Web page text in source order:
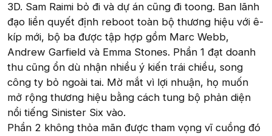
3D. Sam Raimi bỏ đi và dự án cũng đi toong. Ban lãnh
đạo liền quyết định reboot toàn bộ thương hiệu với ê-
kíp mới, bộ ba được tập hợp gồm Marc Webb,
Andrew Garfield và Emma Stones. Phần 1 đạt doanh
thu cũng ổn dù nhận nhiều ý kiến trái chiều, song
công ty bỏ ngoài tai. Mờ mắt vì lợi nhuận, họ muốn
mở rộng thương hiệu bằng cách tung bộ phản diện
nổi tiếng Sinister Six vào.
Phần 2 không thỏa mãn được tham vọng vĩ cuồng đó